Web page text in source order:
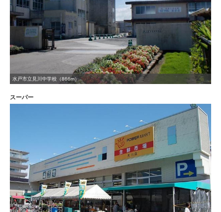
水戸市立見川中学校（866m）
スーパー